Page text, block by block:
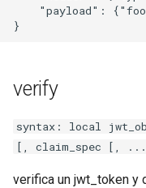
headers-more
html-sanitize
iconv
Ejemplos
Ver También
GitHub
"payload":
verify
syntax: local
[, claim_spec [,
verifica un jwt_token y